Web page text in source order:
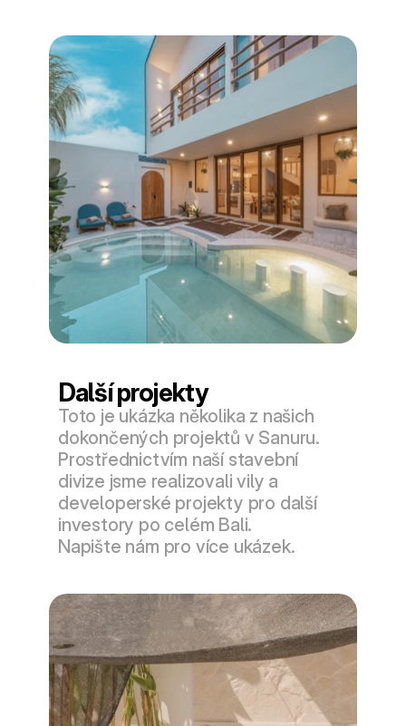
Další projekty
Toto je ukázka několika z našich
dokončených projektů v Sanuru.
Prostřednictvím naší stavební
divize jsme realizovali vily a
developerské projekty pro další
investory po celém Bali.
Napište nám pro více ukázek.